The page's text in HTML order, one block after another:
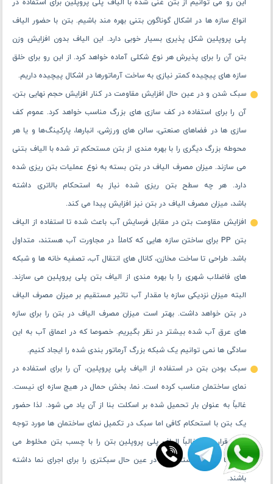
کاربردهای الیاف پلی پروپلین بتن
وقتی قرار است بتن را با اختلاط الیاف بتن در ساختاری متفاوت داشته
باشیم، پس می ‌توانیم انتظار تامین شرایط کارکردهای متفاوتی را نیز از این بتن
جدید حاصل شده داشته باشیم. بتن پس از اضافه شدن الیاف پلی پروپلین
ساختار منسجم و در عین حال منعطفی پیدا می ‌کند. ساختاری که آن را برای
استفاده در کاربردهای خاصی آماده کرده است.
استفاده از الیاف PP بتن باعث افزایش قابلیت شکل پذیری بتن می شود. از
این رو می توانیم از بتن غنی شده با الیاف پلی پروپلین برای استفاده در
انواع سازه ها در اشکال گوناگون بتنی بهره ‌مند باشیم. بتن با حضور الیاف
پلی پروپلین شکل پذیری بسیار خوبی دارد. این الیاف بدون افزایش وزن
بتن آن را برای پذیرش هر نوع شکلی آماده خواهد کرد. از این رو برای خلق
سازه های پیچیده کمتر نیازی به ساخت آرماتورها در اشکال پیچیده داریم.
سبک شدن و در عین حال افزایش مقاومت در کنار افزایش حجم نهایی بتن،
آن را برای استفاده در کف سازی های بزرگ مناسب خواهد کرد. عموم کف
سازی ها در فضاهای صنعتی، سالن های ورزشی، انبارها، پارکینگ‌ها و یا هر
محوطه بزرگ دیگری را با بهره ‌مندی از بتن مستحکم ‌تر شده با الیاف بتنی
می ‌سازند. میزان مصرف الیاف در بتن بسته به نوع عملیات بتن ریزی شده
دارد. هر چه سطح بتن ریزی شده نیاز به استحکام بالاتری داشته
باشد، میزان مصرف الیاف در بتن نیز افزایش پیدا می کند.
افزایش مقاومت بتن در مقابل فرسایش آب باعث شده تا استفاده از الیاف
بتن PP برای ساختن سازه هایی که کاملاً در مجاورت آب هستند، متداول
باشد. طراحی تا ساخت مخازن، کانال ‌های انتقال آب، تصفیه خانه ها و شبکه
های فاضلاب شهری را با بهره مندی از الیاف بتن پلی پروپلین می ‌سازند.
البته میزان نزدیکی سازه با مقدار آب تاثیر مستقیم بر میزان مصرف الیاف